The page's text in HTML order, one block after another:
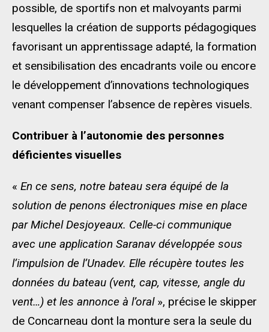
possible, de sportifs non et malvoyants parmi
lesquelles la création de supports pédagogiques
favorisant un apprentissage adapté, la formation
et sensibilisation des encadrants voile ou encore
le développement d’innovations technologiques
venant compenser l’absence de repères visuels.
Contribuer à l’autonomie des personnes
déficientes visuelles
« En ce sens, notre bateau sera équipé de la
solution de penons électroniques mise en place
par Michel Desjoyeaux. Celle-ci communique
avec une application Saranav développée sous
l’impulsion de l’Unadev. Elle récupère toutes les
données du bateau (vent, cap, vitesse, angle du
vent…) et les annonce à l’oral», précise le skipper
de Concarneau dont la monture sera la seule du